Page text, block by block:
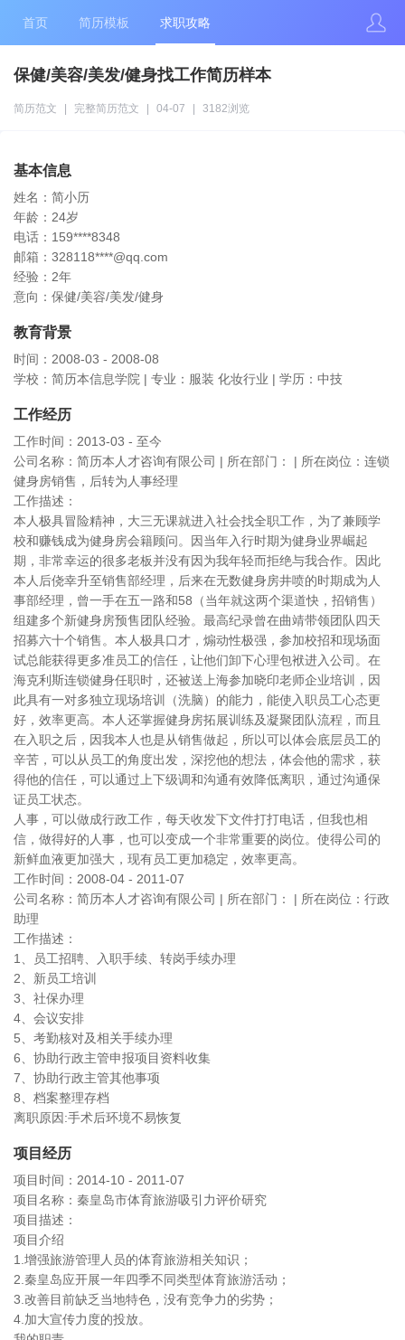
首页 简历模板 求职攻略
保健/美容/美发/健身找工作简历样本
简历范文 完整简历范文 04-07 3182浏览
基本信息
姓名：简小历
年龄：24岁
电话：159****8348
邮箱：328118****@qq.com
经验：2年
意向：保健/美容/美发/健身
教育背景
时间：2008-03 - 2008-08
学校：简历本信息学院 | 专业：服装 化妆行业 | 学历：中技
工作经历
工作时间：2013-03 - 至今
公司名称：简历本人才咨询有限公司 | 所在部门： | 所在岗位：连锁
健身房销售，后转为人事经理
工作描述：
本人极具冒险精神，大三无课就进入社会找全职工作，为了兼顾学
校和赚钱成为健身房会籍顾问。因当年入行时期为健身业界崛起
期，非常幸运的很多老板并没有因为我年轻而拒绝与我合作。因此
本人后侥幸升至销售部经理，后来在无数健身房井喷的时期成为人
事部经理，曾一手在五一路和58（当年就这两个渠道快，招销售）
组建多个新健身房预售团队经验。最高纪录曾在曲靖带领团队四天
招募六十个销售。本人极具口才，煽动性极强，参加校招和现场面
试总能获得更多准员工的信任，让他们卸下心理包袱进入公司。在
海克利斯连锁健身任职时，还被送上海参加晓印老师企业培训，因
此具有一对多独立现场培训（洗脑）的能力，能使入职员工心态更
好，效率更高。本人还掌握健身房拓展训练及凝聚团队流程，而且
在入职之后，因我本人也是从销售做起，所以可以体会底层员工的
辛苦，可以从员工的角度出发，深挖他的想法，体会他的需求，获
得他的信任，可以通过上下级调和沟通有效降低离职，通过沟通保
证员工状态。
人事，可以做成行政工作，每天收发下文件打打电话，但我也相
信，做得好的人事，也可以变成一个非常重要的岗位。使得公司的
新鲜血液更加强大，现有员工更加稳定，效率更高。
工作时间：2008-04 - 2011-07
公司名称：简历本人才咨询有限公司 | 所在部门： | 所在岗位：行政
助理
工作描述：
1、员工招聘、入职手续、转岗手续办理
2、新员工培训
3、社保办理
4、会议安排
5、考勤核对及相关手续办理
6、协助行政主管申报项目资料收集
7、协助行政主管其他事项
8、档案整理存档
离职原因:手术后环境不易恢复
项目经历
项目时间：2014-10 - 2011-07
项目名称：秦皇岛市体育旅游吸引力评价研究
项目描述：
项目介绍
1.增强旅游管理人员的体育旅游相关知识；
2.秦皇岛应开展一年四季不同类型体育旅游活动；
3.改善目前缺乏当地特色，没有竞争力的劣势；
4.加大宣传力度的投放。